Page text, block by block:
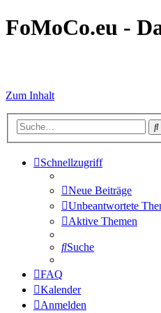
FoMoCo.eu -
Zum Inhalt
Schnellzugriff
Neue Beiträge
Unbeantwortete
Aktive Themen
Suche
FAQ
Kalender
Anmelden